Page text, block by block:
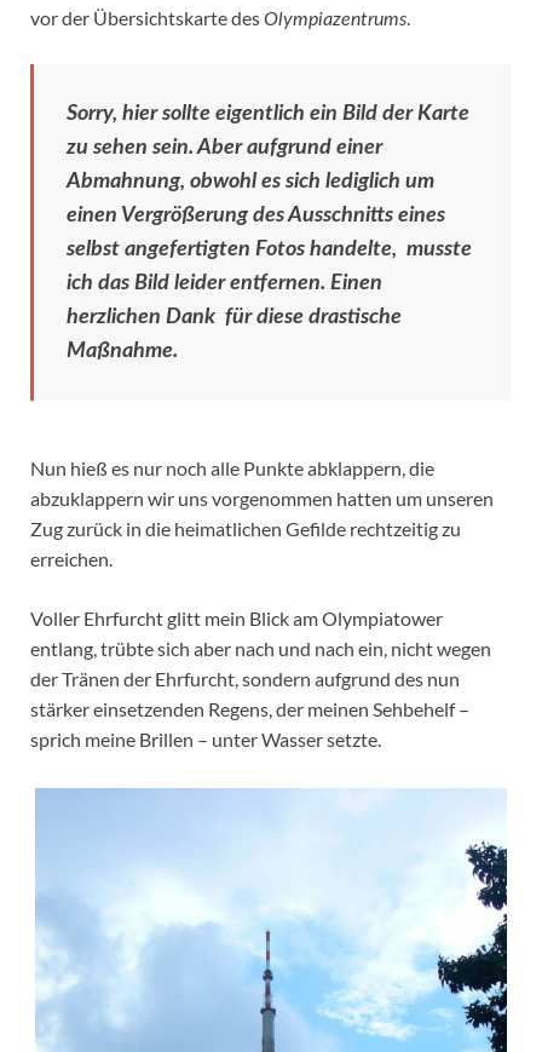
vor der Übersichtskarte desOlympiazentrums.
Sorry, hier sollte eigentlich ein Bild der Karte
zu sehen sein. Aber aufgrund einer
Abmahnung, obwohl es sich lediglich um
einen Vergrößerung des Ausschnitts eines
selbst angefertigten Fotos handelte, musste
ich das Bild leider entfernen. Einen
herzlichen Dank für diese drastische
Maßnahme.
Nun hieß es nur noch alle Punkte abklappern, die
abzuklappern wir uns vorgenommen hatten um unseren
Zug zurück in die heimatlichen Gefilde rechtzeitig zu
erreichen.
Voller Ehrfurcht glitt mein Blick am Olympiatower
entlang, trübte sich aber nach und nach ein, nicht wegen
der Tränen der Ehrfurcht, sondern aufgrund des nun
stärker einsetzenden Regens, der meinen Sehbehelf –
sprich meine Brillen – unter Wasser setzte.